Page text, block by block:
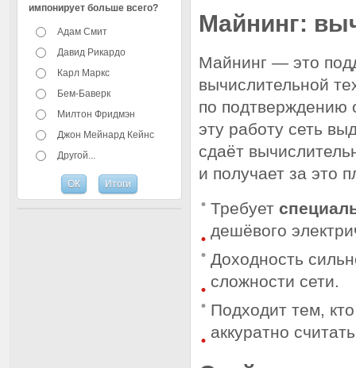
импонирует больше всего?
Адам Смит
Давид Рикардо
Карл Маркс
Бем-Баверк
Милтон Фридмэн
Джон Мейнард Кейнс
Другой...
Майнинг:
Майнинг — это
вычислительной
по подтверждению
эту работу сеть
сдаёт
и получает за это
Требует
дешёвого
Доходность
сложности сети.
Подходит тем,
аккуратно